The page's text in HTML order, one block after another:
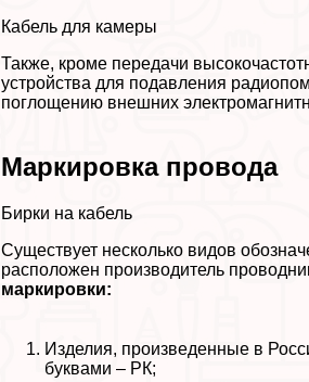
Кабель для камеры
Также, кроме передачи
устройства для подавления
поглощению внешних
Маркировка провода
Бирки на кабель
Существует несколько видов
расположен производитель
маркировки:
Изделия, произведенные в
буквами – РК;